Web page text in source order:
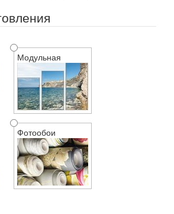
Модульная
Фотообои